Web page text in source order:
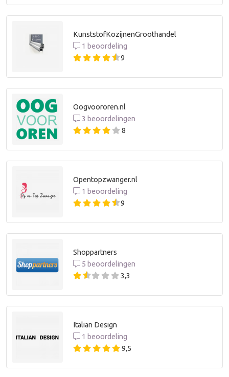
KunststofKozijnenGroothandel
1 beoordeling
9
Oogvoororen.nl
3 beoordelingen
8
Opentopzwanger.nl
1 beoordeling
9
Shoppartners
5 beoordelingen
3,3
Italian Design
1 beoordeling
9,5